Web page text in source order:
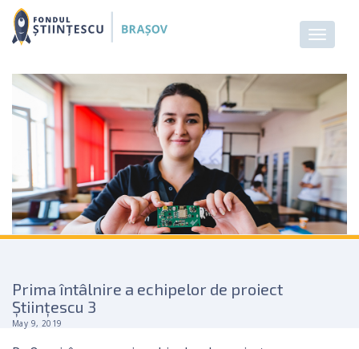
Prima întâlnire a echipelor de proiect
Științescu 3
May 9, 2019